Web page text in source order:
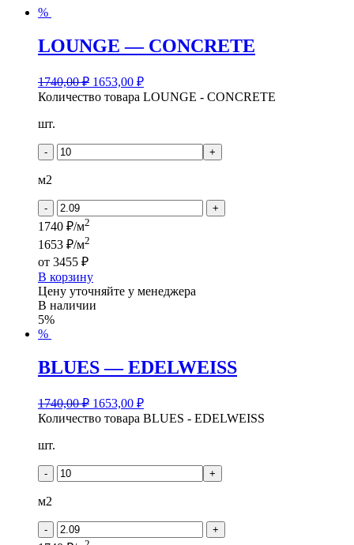
%
LOUNGE — CONCRETE
1740,00₽ 1653,00 ₽
Количество товара LOUNGE - CONCRETE
шт.
- +
м2
- +
1740 ₽/м2
1653 ₽/м2
от 3455 ₽
В корзину
Цену уточняйте у менеджера
В наличии
5%
%
BLUES — EDELWEISS
1740,00₽ 1653,00 ₽
Количество товара BLUES - EDELWEISS
шт.
- +
м2
- +